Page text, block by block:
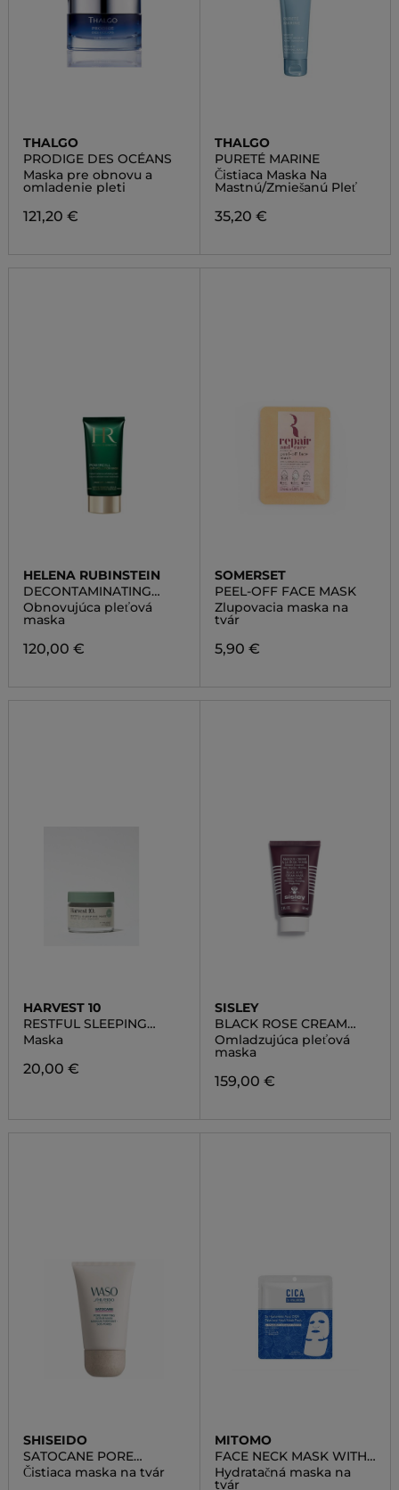
THALGO
PRODIGE DES OCÉANS
Maska pre obnovu a
omladenie pleti
121,20 €
THALGO
PURETÉ MARINE
Čistiaca Maska Na
Mastnú/Zmiešanú Pleť
35,20 €
HELENA RUBINSTEIN
DECONTAMINATING
MASK
Obnovujúca pleťová
maska
120,00 €
SOMERSET
PEEL-OFF FACE MASK
Zlupovacia maska na
tvár
5,90 €
HARVEST 10
RESTFUL SLEEPING
MASK
Maska
20,00 €
SISLEY
BLACK ROSE CREAM
MASK
Omladzujúca pleťová
maska
159,00 €
SHISEIDO
SATOCANE PORE
PURIFYING SCRUB MASK
Čistiaca maska na tvár
MITOMO
FACE NECK MASK WITH
HYALURON ACID AND
MED PLANT CICA
Hydratačná maska na
tvár